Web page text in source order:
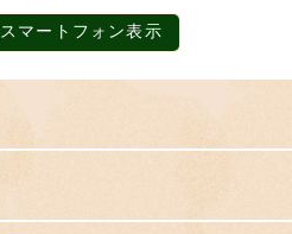
スマートフォン表示